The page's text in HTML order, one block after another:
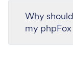
Why
my phpFox